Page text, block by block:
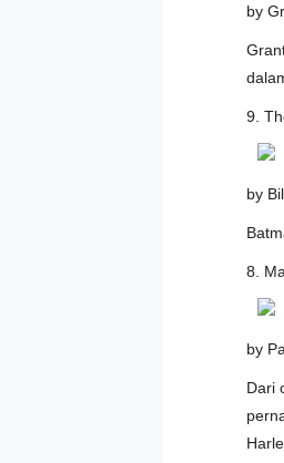
by
9.
by
8.
by
Dari